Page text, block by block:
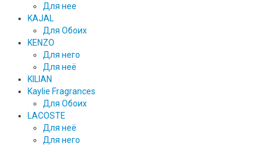
Для нее
KAJAL
Для Обоих
KENZO
Для него
Для неё
KILIAN
Kaylie Fragrances
Для Обоих
LACOSTE
Для неё
Для него